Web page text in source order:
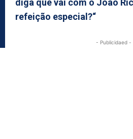
diga que vai com o João
refeição especial?“
- Publicidaed -